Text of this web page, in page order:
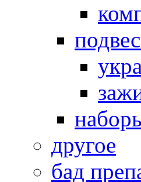
другое
бад